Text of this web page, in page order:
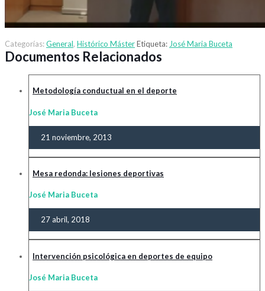
Categorías:General, Histórico MásterEtiqueta: José Maria Buceta
Documentos Relacionados
Metodología conductual en el deporte
José Maria Buceta
21 noviembre, 2013
Mesa redonda: lesiones deportivas
José Maria Buceta
27 abril, 2018
Intervención psicológica en deportes de equipo
José Maria Buceta